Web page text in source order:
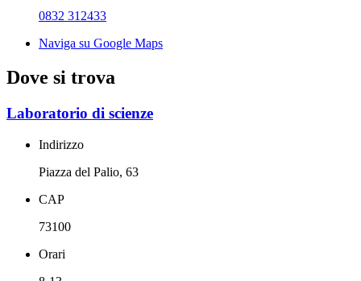
0832 312433
Naviga su Google Maps
Dove si trova
Laboratorio di scienze
Indirizzo
Piazza del Palio, 63
CAP
73100
Orari